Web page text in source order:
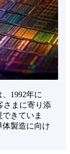
1992年に
さまに寄り添
きていま
製造に向け